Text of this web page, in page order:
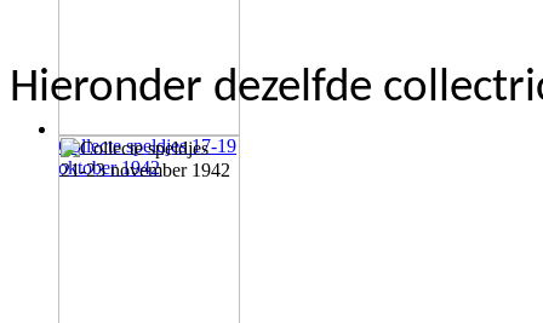
Collecte speldjes 17-19
oktober 1942
Hieronder dezelfde